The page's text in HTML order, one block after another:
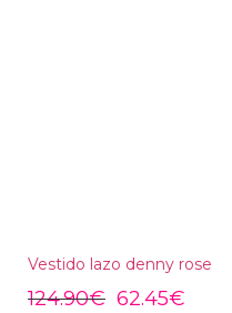
Vestido lazo denny rose
124.90€ 62.45€